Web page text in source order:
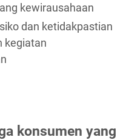
kewirausahaan
dan ketidakpastian
kegiatan
konsumen yang